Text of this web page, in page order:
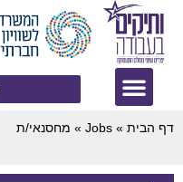
דף הבית »
Jobs
» מחסנאי/ת